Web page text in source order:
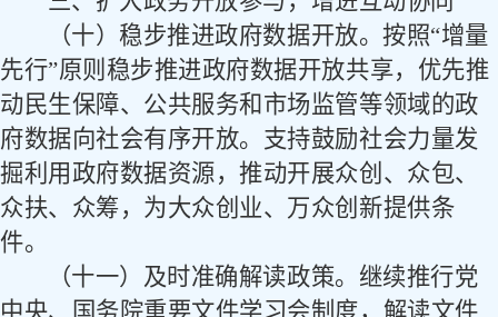
（十）稳步推进政府数据开放。按照“增量
先行”原则稳步推进政府数据开放共享，优先推
动民生保障、公共服务和市场监管等领域的政
府数据向社会有序开放。支持鼓励社会力量发
掘利用政府数据资源，推动开展众创、众包、
众扶、众筹，为大众创业、万众创新提供条
件。
（十一）及时准确解读政策。 继续推行党